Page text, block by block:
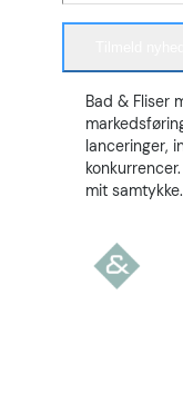
Bad & Fliser
lanceringer,
mit